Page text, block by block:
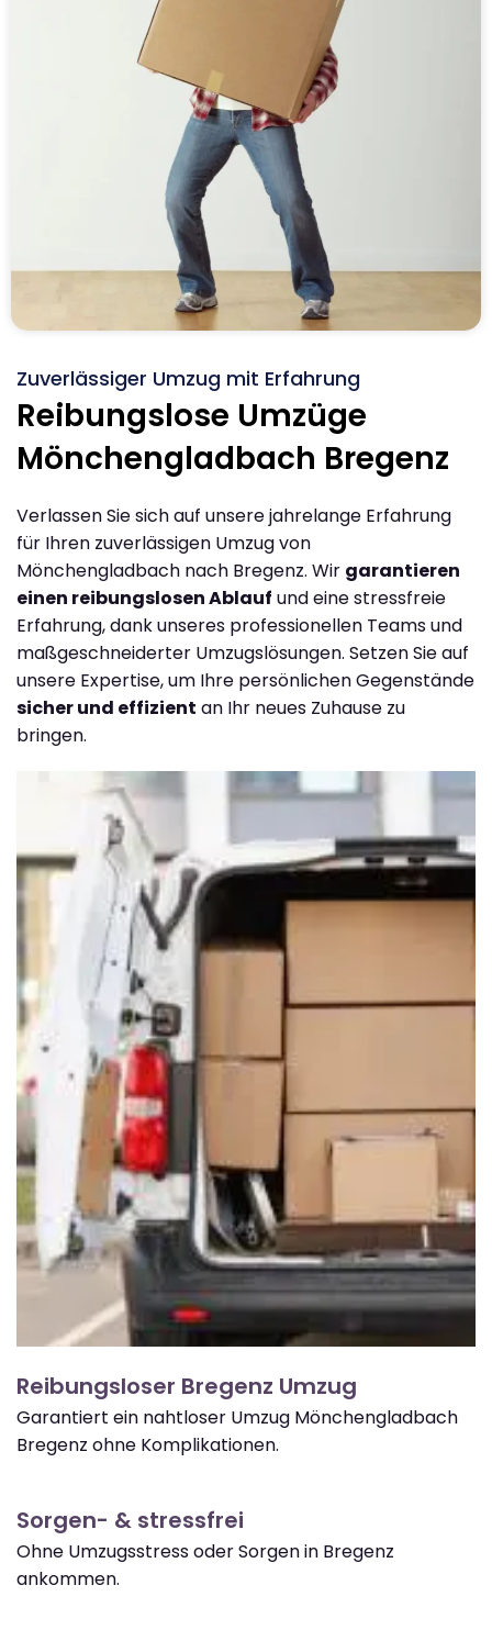
Zuverlässiger Umzug mit Erfahrung
Reibungslose Umzüge
Mönchengladbach Bregenz
Verlassen Sie sich auf unsere jahrelange Erfahrung
für Ihren zuverlässigen Umzug von
Mönchengladbach nach Bregenz. Wir garantieren
einen reibungslosen Ablauf und eine stressfreie
Erfahrung, dank unseres professionellen Teams und
maßgeschneiderter Umzugslösungen. Setzen Sie auf
unsere Expertise, um Ihre persönlichen Gegenstände
sicher und effizient an Ihr neues Zuhause zu
bringen.
Reibungsloser Bregenz Umzug
Garantiert ein nahtloser Umzug Mönchengladbach
Bregenz ohne Komplikationen.
Sorgen- & stressfrei
Ohne Umzugsstress oder Sorgen in Bregenz
ankommen.